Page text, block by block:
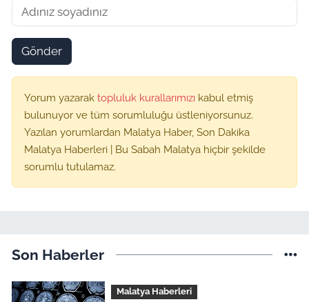
Gönder
Yorum yazarak topluluk kurallarımızı kabul etmiş
bulunuyor ve tüm sorumluluğu üstleniyorsunuz.
Yazılan yorumlardan Malatya Haber, Son Dakika
Malatya Haberleri | Bu Sabah Malatya hiçbir şekilde
sorumlu tutulamaz.
Son Haberler
Malatya Haberleri